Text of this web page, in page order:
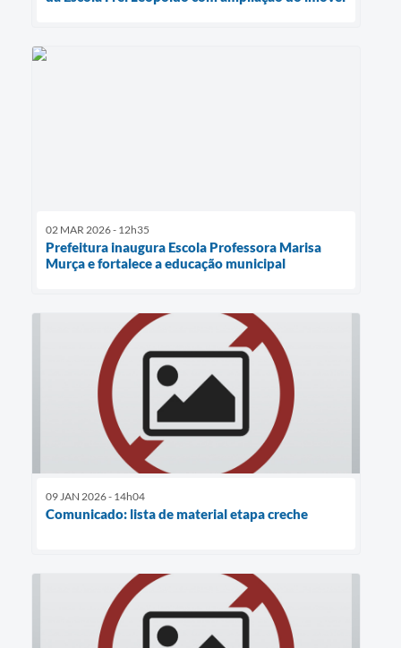
02 MAR 2026 - 12h35
Prefeitura inaugura Escola Professora Marisa
Murça e fortalece a educação municipal
09 JAN 2026 - 14h04
Comunicado: lista de material etapa creche